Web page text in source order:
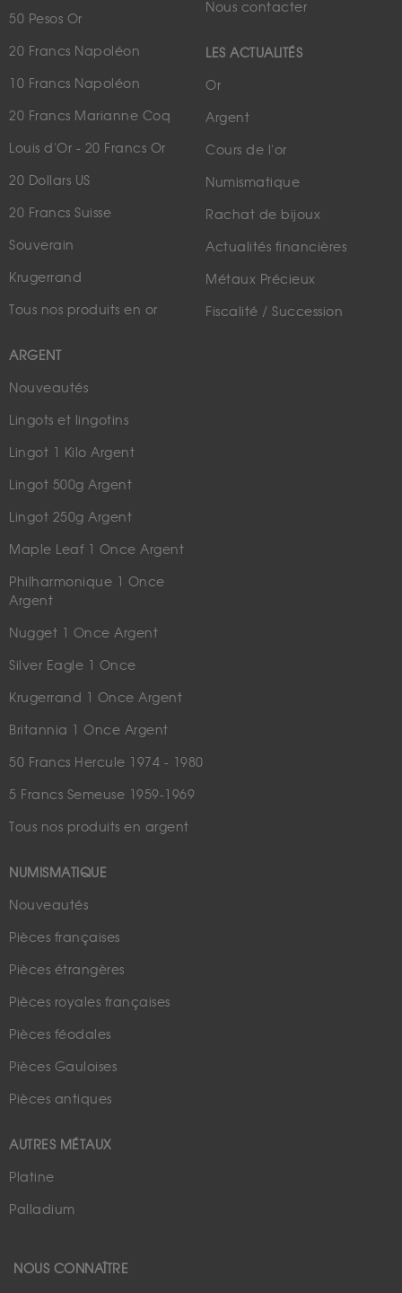
50 Pesos Or
20 Francs Napoléon
10 Francs Napoléon
20 Francs Marianne Coq
Louis d'Or - 20 Francs Or
20 Dollars US
20 Francs Suisse
Souverain
Krugerrand
Tous nos produits en or
ARGENT
Nouveautés
Lingots et lingotins
Lingot 1 Kilo Argent
Lingot 500g Argent
Lingot 250g Argent
Maple Leaf 1 Once Argent
Philharmonique 1 Once
Argent
Nugget 1 Once Argent
Silver Eagle 1 Once
Krugerrand 1 Once Argent
Britannia 1 Once Argent
50 Francs Hercule 1974 - 1980
5 Francs Semeuse 1959-1969
Tous nos produits en argent
NUMISMATIQUE
Nouveautés
Pièces françaises
Pièces étrangères
Pièces royales françaises
Pièces féodales
Pièces Gauloises
Pièces antiques
AUTRES MÉTAUX
Platine
Palladium
NOUS CONNAÎTRE
Nous contacter
LES ACTUALITÉS
Or
Argent
Cours de l'or
Numismatique
Rachat de bijoux
Actualités financières
Métaux Précieux
Fiscalité / Succession